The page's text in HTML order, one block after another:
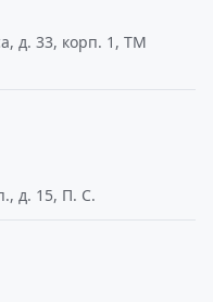
д. 33, корп. 1, ТМ
д. 15, П. С.